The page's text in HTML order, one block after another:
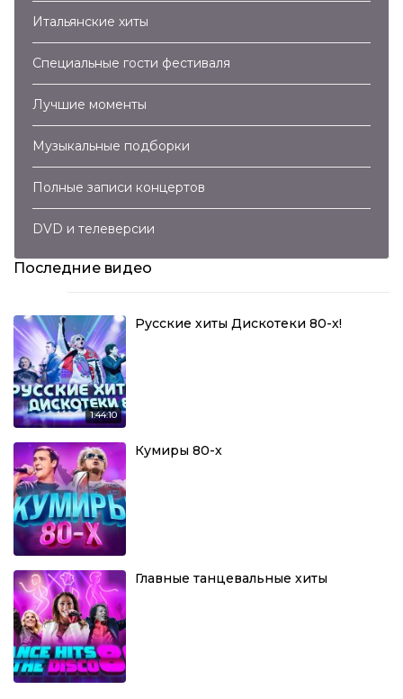
Итальянские хиты
Специальные гости фестиваля
Лучшие моменты
Музыкальные подборки
Полные записи концертов
DVD и телеверсии
Последние видео
1:44:10
Русские хиты Дискотеки 80-х!
Кумиры 80-х
Главные танцевальные хиты